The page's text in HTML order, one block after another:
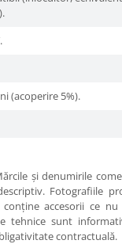
(acoperire 5%).
şi denumirile
Fotografiile
accesorii ce
tehnice sunt
contractuală.